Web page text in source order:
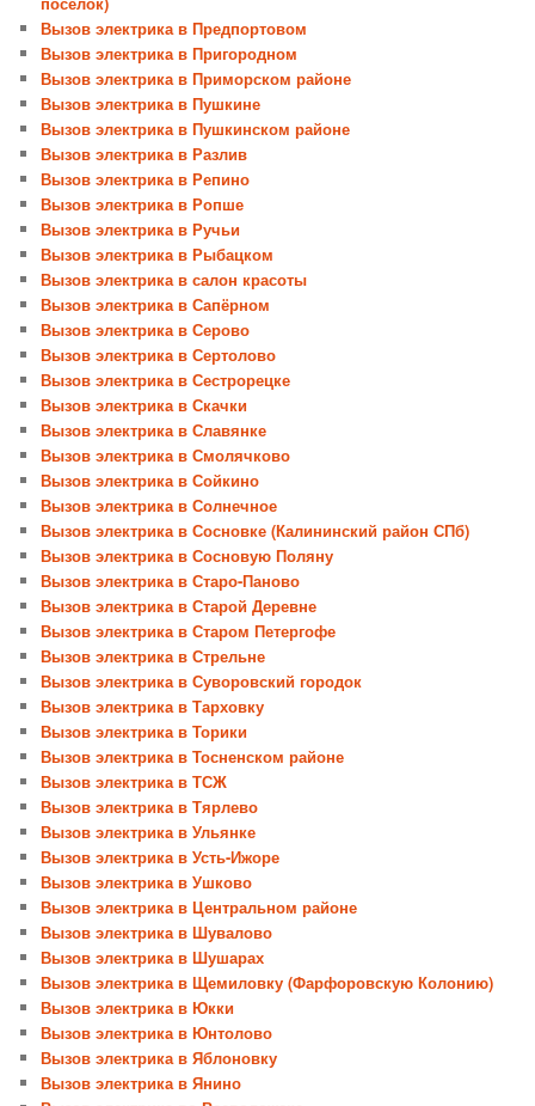
Вызов электрика в Предпортовом
Вызов электрика в Пригородном
Вызов электрика в Приморском районе
Вызов электрика в Пушкине
Вызов электрика в Пушкинском районе
Вызов электрика в Разлив
Вызов электрика в Репино
Вызов электрика в Ропше
Вызов электрика в Ручьи
Вызов электрика в Рыбацком
Вызов электрика в салон красоты
Вызов электрика в Сапёрном
Вызов электрика в Серово
Вызов электрика в Сертолово
Вызов электрика в Сестрорецке
Вызов электрика в Скачки
Вызов электрика в Славянке
Вызов электрика в Смолячково
Вызов электрика в Сойкино
Вызов электрика в Солнечное
Вызов электрика в Сосновке (Калининский район СПб)
Вызов электрика в Сосновую Поляну
Вызов электрика в Старо-Паново
Вызов электрика в Старой Деревне
Вызов электрика в Старом Петергофе
Вызов электрика в Стрельне
Вызов электрика в Суворовский городок
Вызов электрика в Тарховку
Вызов электрика в Торики
Вызов электрика в Тосненском районе
Вызов электрика в ТСЖ
Вызов электрика в Тярлево
Вызов электрика в Ульянке
Вызов электрика в Усть-Ижоре
Вызов электрика в Ушково
Вызов электрика в Центральном районе
Вызов электрика в Шувалово
Вызов электрика в Шушарах
Вызов электрика в Щемиловку (Фарфоровскую Колонию)
Вызов электрика в Юкки
Вызов электрика в Юнтолово
Вызов электрика в Яблоновку
Вызов электрика в Янино